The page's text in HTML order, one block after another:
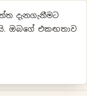
දැනගැනීමට
ඔබගේ එකඟතාව